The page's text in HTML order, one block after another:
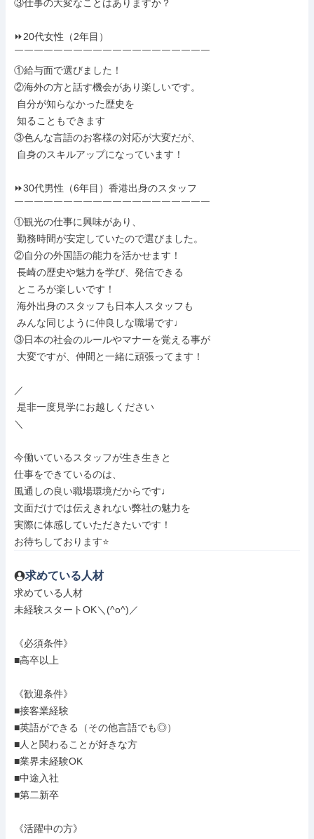
③仕事の大変なことはありますか？
⏩20代女性（2年目）
￣￣￣￣￣￣￣￣￣￣￣￣￣￣￣￣￣￣￣￣
①給与面で選びました！
②海外の方と話す機会があり楽しいです。
③色んな言語のお客様の対応が大変だが、
⏩30代男性（6年目）香港出身のスタッフ
￣￣￣￣￣￣￣￣￣￣￣￣￣￣￣￣￣￣￣￣
①観光の仕事に興味があり、
②自分の外国語の能力を活かせます！
③日本の社会のルールやマナーを覚える事が
／
＼
今働いているスタッフが生き生きと
仕事をできているのは、
風通しの良い職場環境だからです♩
文面だけでは伝えきれない弊社の魅力を
実際に体感していただきたいです！
お待ちしております⭐
求めている人材
求めている人材
未経験スタートOK＼(^o^)／
《必須条件》
■高卒以上
《歓迎条件》
■接客業経験
■英語ができる（その他言語でも◎）
■人と関わることが好きな方
■業界未経験OK
■中途入社
■第二新卒
《活躍中の方》